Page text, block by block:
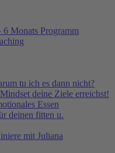
Monats Programm
tu ich es dann nicht?
deine Ziele erreichst!
Essen
deinen fitten u.
mit Juliana